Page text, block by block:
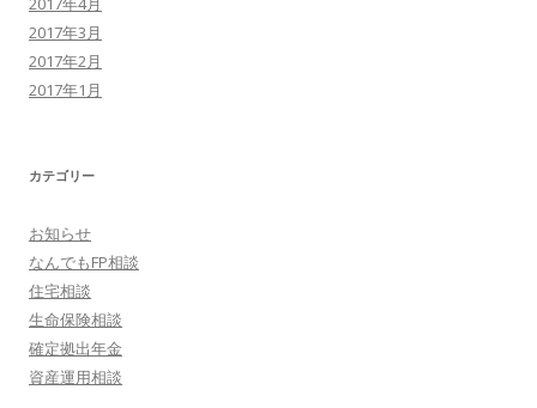
2017年3月
2017年2月
2017年1月
カテゴリー
お知らせ
なんでもFP相談
住宅相談
生命保険相談
確定拠出年金
資産運用相談